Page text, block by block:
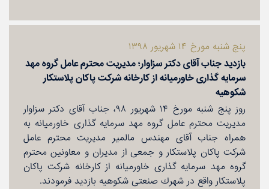
پنج شنبه مورخ ۱۴ شهریور ۱۳۹۸
بازدید جناب آقای دكتر سزاوار؛ مدیریت محترم عامل گروه مهد
سرمایه گذاری خاورمیانه از كارخانه شركت پاكان پلاستكار
شكوهیه
روز پنج شنبه مورخ ۱۴ شهریور ۹۸، جناب آقای دكتر سزاوار
مدیریت محترم عامل گروه مهد سرمایه گذاری خاورمیانه به
همراه جناب آقای مهندس مالمیر مدیریت محترم عامل
شركت پاكان پلاستكار و جمعی از مدیران و معاونین محترم
گروه مهد سرمایه گذاری خاورمیانه از كارخانه شركت پاكان
پلاستكار واقع در شهرك صنعتی شكوهیه بازدید فرمودند.